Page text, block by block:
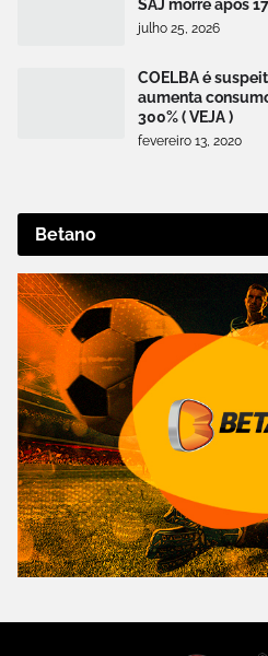
SAJ morre após
julho 25, 2026
COELBA é
aumenta
300% ( VEJA )
fevereiro 13, 2020
Betano